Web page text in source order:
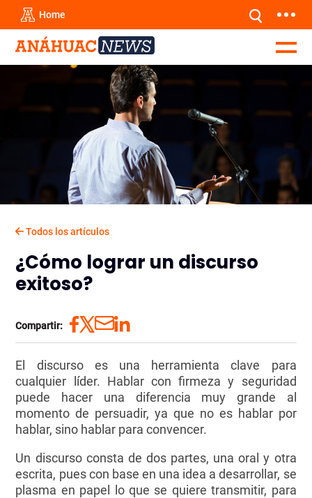
Home
Todos los artículos
¿Cómo lograr un discurso
exitoso?
Compartir:
El discurso es una herramienta clave para
cualquier líder. Hablar con firmeza y seguridad
puede hacer una diferencia muy grande al
momento de persuadir, ya que no es hablar por
hablar, sino hablar para convencer.
Un discurso consta de dos partes, una oral y otra
escrita, pues con base en una idea a desarrollar, se
plasma en papel lo que se quiere transmitir, para